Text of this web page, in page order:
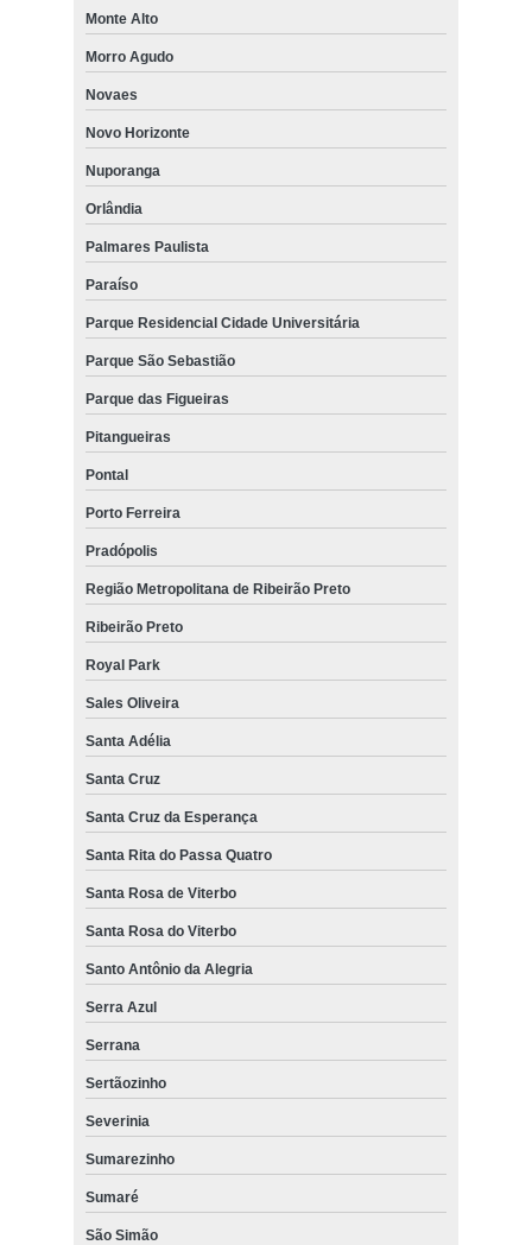
Monte Alto
Morro Agudo
Novaes
Novo Horizonte
Nuporanga
Orlândia
Palmares Paulista
Paraíso
Parque Residencial Cidade Universitária
Parque São Sebastião
Parque das Figueiras
Pitangueiras
Pontal
Porto Ferreira
Pradópolis
Região Metropolitana de Ribeirão Preto
Ribeirão Preto
Royal Park
Sales Oliveira
Santa Adélia
Santa Cruz
Santa Cruz da Esperança
Santa Rita do Passa Quatro
Santa Rosa de Viterbo
Santa Rosa do Viterbo
Santo Antônio da Alegria
Serra Azul
Serrana
Sertãozinho
Severinia
Sumarezinho
Sumaré
São Simão